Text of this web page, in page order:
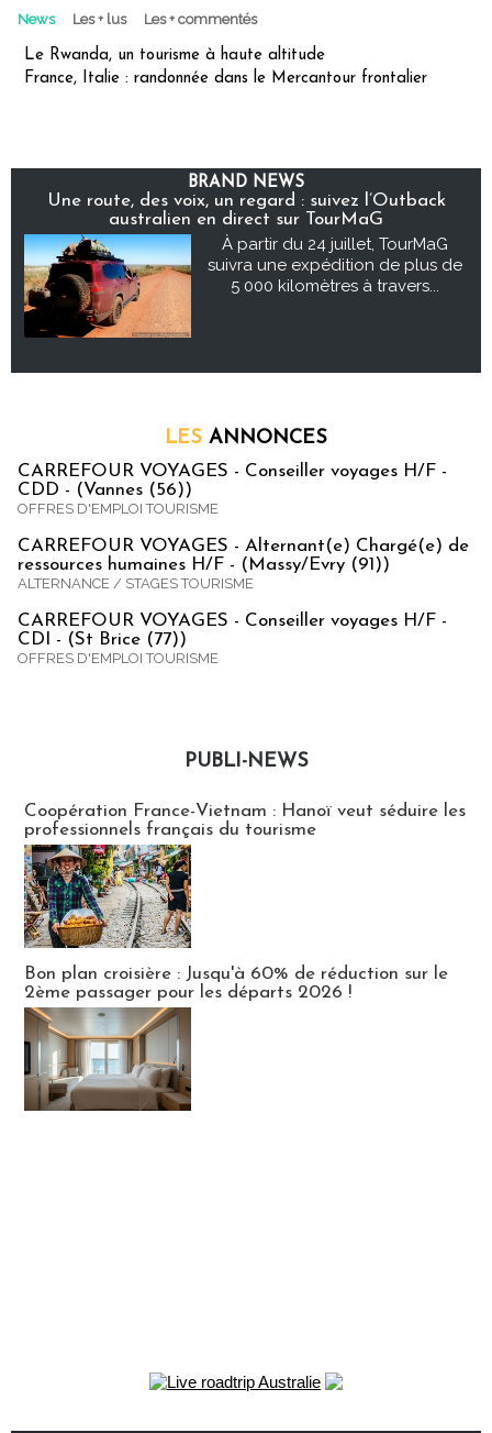
News Les + lus Les + commentés
Le Rwanda, un tourisme à haute altitude
France, Italie : randonnée dans le Mercantour frontalier
BRAND NEWS
Une route, des voix, un regard : suivez l’Outback
australien en direct sur TourMaG
À partir du 24 juillet, TourMaG
suivra une expédition de plus de
5 000 kilomètres à travers...
LES ANNONCES
CARREFOUR VOYAGES - Conseiller voyages H/F -
CDD - (Vannes (56))
OFFRES D'EMPLOI TOURISME
CARREFOUR VOYAGES - Alternant(e) Chargé(e) de
ressources humaines H/F - (Massy/Evry (91))
ALTERNANCE / STAGES TOURISME
CARREFOUR VOYAGES - Conseiller voyages H/F -
CDI - (St Brice (77))
OFFRES D'EMPLOI TOURISME
PUBLI-NEWS
Coopération France-Vietnam : Hanoï veut séduire les
professionnels français du tourisme
Bon plan croisière : Jusqu'à 60% de réduction sur le
2ème passager pour les départs 2026 !